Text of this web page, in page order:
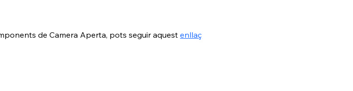
de Camera Aperta, pots seguir aquest enllaç